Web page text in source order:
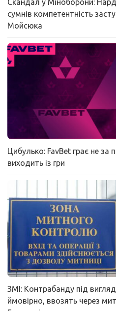
сумнів компетентність
Мойсюка
Цибулько: FavBet грає не
виходить із гри
ЗМІ: Контрабанду під
ймовірно, ввозять через